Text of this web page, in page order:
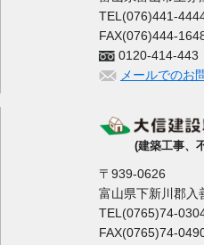
TEL(076)441-
FAX(076)444-
0120-414-443
メールでのお
(建築工事、
〒939-0626
富山県下新川郡入
TEL(0765)74-
FAX(0765)74-